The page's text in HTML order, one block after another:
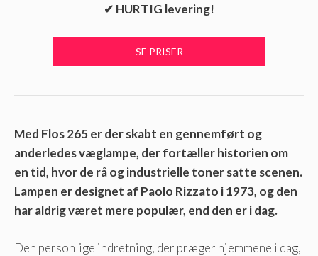
✔ HURTIG levering!
Med Flos 265 er der skabt en gennemført og
anderledes væglampe, der fortæller historien om
en tid, hvor de rå ogindustrielle toner satte scenen.
Lampen er designet af Paolo Rizzato i 1973, og den
har aldrig været mere populær, end den er i dag.
Den personlige indretning, der præger hjemmene i dag,